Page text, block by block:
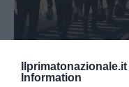
Ilprimatonazionale.it
Information
L’immigrazione è